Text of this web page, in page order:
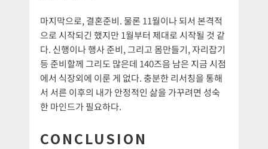
마지막으로, 결혼준비. 물론 11월이나 되서 본격적
으로 시작되긴 했지만 1월부터 제대로 시작될 것 같
다. 신행이나 행사 준비, 그리고 몸만들기, 자리잡기
등 준비할께 그리도 많은데 140즈음 남은 지금 시점
에서 식장외에 이룬 게 없다. 충분한 리서칭을 통해
서 서른 이후의 내가 안정적인 삶을 가꾸려면 성숙
한 마인드가 필요하다.
CONCLUSION